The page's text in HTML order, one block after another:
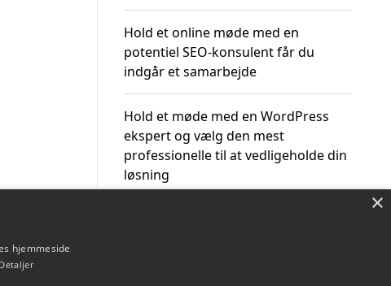
Hold et online møde med en
potentiel SEO-konsulent får du
indgår et samarbejde
Hold et møde med en WordPress
ekspert og vælg den mest
professionelle til at vedligeholde din
løsning
×
hjemmeside
Detaljer